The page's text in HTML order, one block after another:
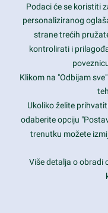
Contact Info
1600 Amphitheatre
Daily: 9:00 am - 6:00 pm
Sunday: Closed
Copyright 2017FRESHFACE©
Podaci će se koristiti
personaliziranog
strane trećih
kontrolirati i
Klikom na "Odbijam
Ukoliko želite
odaberite opciju
trenutku možete
Više detalja o obradi